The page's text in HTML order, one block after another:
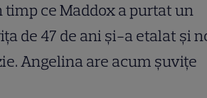
ce Maddox a purtat un
de 47 de ani și-a etalat și
Angelina are acum șuvițe